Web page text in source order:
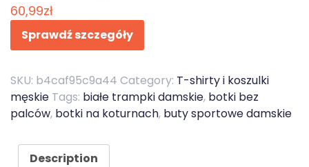
60,99zł
Sprawdź szczegóły
SKU: b4caf95c9a44 Category: T-shirty i koszulki
męskie Tags: białe trampki damskie, botki bez
palców, botki na koturnach, buty sportowe damskie
Description